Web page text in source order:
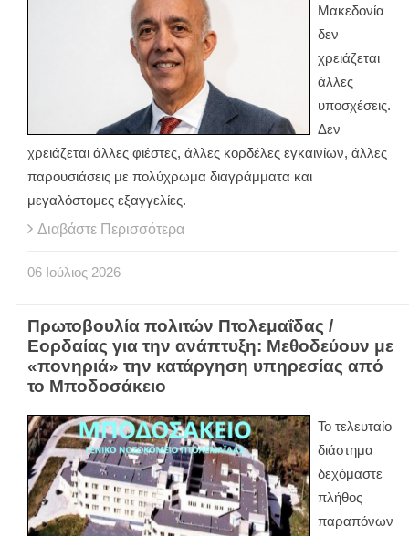
Μακεδονία
δεν
χρειάζεται
άλλες
υποσχέσεις.
Δεν
χρειάζεται άλλες φιέστες, άλλες κορδέλες εγκαινίων, άλλες
παρουσιάσεις με πολύχρωμα διαγράμματα και
μεγαλόστομες εξαγγελίες.
Διαβάστε Περισσότερα
06 Ιούλιος 2026
Πρωτοβουλία πολιτών Πτολεμαΐδας /
Εορδαίας για την ανάπτυξη: Μεθοδεύουν με
«πονηριά» την κατάργηση υπηρεσίας από
το Μποδοσάκειο
Το τελευταίο
διάστημα
δεχόμαστε
πλήθος
παραπόνων